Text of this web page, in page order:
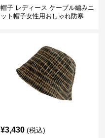
帽子 レディース ケーブル編みニ
ット帽子女性用おしゃれ防寒
¥3,430 (税込)